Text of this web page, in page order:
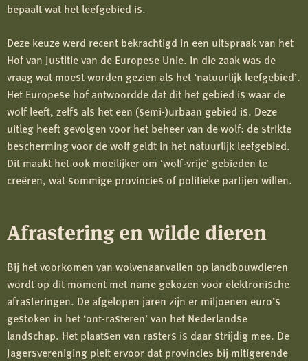
bepaalt wat het leefgebied is.
Deze keuze werd recent bekrachtigd in een uitspraak van het
Hof van Justitie van de Europese Unie. In die zaak was de
vraag wat moest worden gezien als het ‘natuurlijk leefgebied’.
Het Europese hof antwoordde dat dit het gebied is waar de
wolf leeft, zelfs als het een (semi-)urbaan gebied is. Deze
uitleg heeft gevolgen voor het beheer van de wolf: de strikte
bescherming voor de wolf geldt in het natuurlijk leefgebied.
Dit maakt het ook moeilijker om ‘wolf-vrije’ gebieden te
creëren, wat sommige provincies of politieke partijen willen.
Afrastering en wilde dieren
Bij het voorkomen van wolvenaanvallen op landbouwdieren
wordt op dit moment met name gekozen voor elektronische
afrasteringen. De afgelopen jaren zijn er miljoenen euro’s
gestoken in het ‘ont-rasteren’ van het Nederlandse
landschap. Het plaatsen van rasters is daar strijdig mee. De
Jagersvereniging pleit ervoor dat provincies bij mitigerende